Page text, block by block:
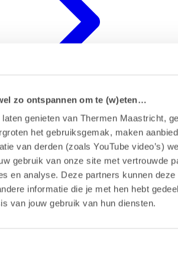
zo ontspannen om te (w)eten…
genieten van Thermen Maastricht,
het gebruiksgemak, maken
van derden (zoals YouTube video’s)
gebruik van onze site met vertrouwde
en analyse. Deze partners kunnen deze
informatie die je met hen hebt
van jouw gebruik van hun diensten.